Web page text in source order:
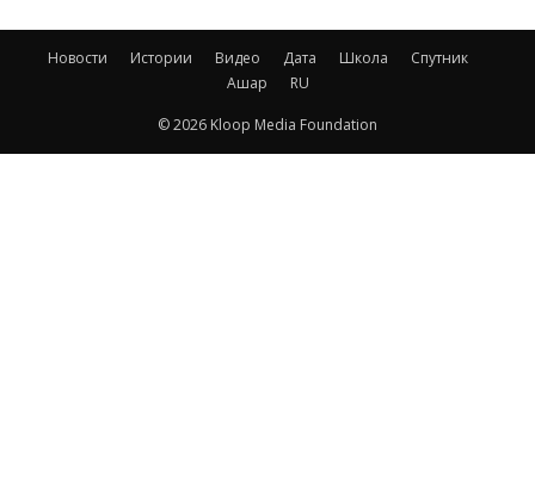
Новости Истории Видео Дата Школа
Спутник
Ашар
RU
© 2026 Kloop Media Foundation